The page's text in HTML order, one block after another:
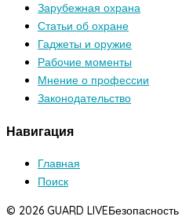
Зарубежная охрана
Статьи об охране
Гаджеты и оружие
Рабочие моменты
Мнение о профессии
Законодательство
Навигация
Главная
Поиск
© 2026 GUARD LIVEБезопасность